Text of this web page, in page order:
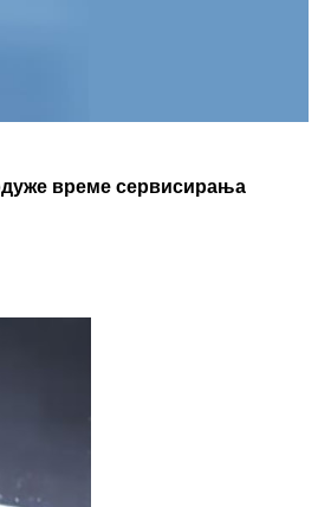
време сервисирања